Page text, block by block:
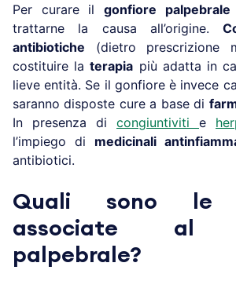
Per curare il gonfiore palpebrale
trattarne la causa all’origine.
antibiotiche (dietro prescrizione
costituire laterapia più adatta in
lieve entità. Se il gonfiore è invece
saranno disposte cure a base di
In presenza di congiuntiviti e
l’impiego di medicinali
antibiotici.
Quali sono le
associate al
palpebrale?